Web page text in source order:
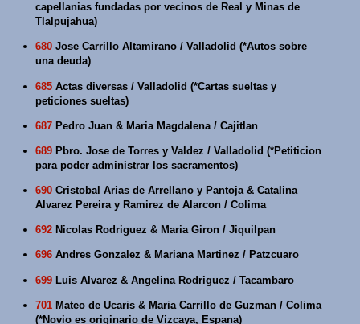
capellanias fundadas por vecinos de Real y Minas de
Tlalpujahua)
680 Jose Carrillo Altamirano / Valladolid (*Autos sobre
una deuda)
685 Actas diversas / Valladolid (*Cartas sueltas y
peticiones sueltas)
687 Pedro Juan & Maria Magdalena / Cajitlan
689 Pbro. Jose de Torres y Valdez / Valladolid (*Petiticion
para poder administrar los sacramentos)
690 Cristobal Arias de Arrellano y Pantoja & Catalina
Alvarez Pereira y Ramirez de Alarcon / Colima
692 Nicolas Rodriguez & Maria Giron / Jiquilpan
696 Andres Gonzalez & Mariana Martinez / Patzcuaro
699 Luis Alvarez & Angelina Rodriguez / Tacambaro
701 Mateo de Ucaris & Maria Carrillo de Guzman / Colima
(*Novio es originario de Vizcaya, Espana)